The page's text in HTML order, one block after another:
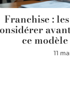
Franchise :
ce
11